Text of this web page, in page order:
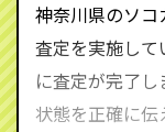
0-590-870）ま
査定・ご相談・
心してお問い
神奈川県のソ
査定を実施して
に査定が完了
状態を正確に伝